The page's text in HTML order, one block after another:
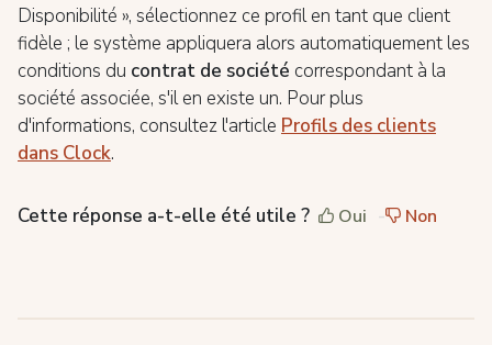
Disponibilité », sélectionnez ce profil en tant que client
fidèle ; le système appliquera alors automatiquement les
conditions du contrat de société correspondant à la
société associée, s'il en existe un. Pour plus
d'informations, consultez l'article Profils des clients
dans Clock.
Cette réponse a-t-elle été utile ? Oui Non